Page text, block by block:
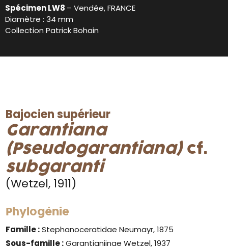
Spécimen LW8 – Vendée, FRANCE
Diamètre : 34 mm
Collection Patrick Bohain
Bajocien supérieur
Garantiana
(Pseudogarantiana)cf.
subgaranti
(Wetzel, 1911)
Phylogénie
Famille :Stephanoceratidae Neumayr, 1875
Sous-famille :Garantianiinae Wetzel, 1937